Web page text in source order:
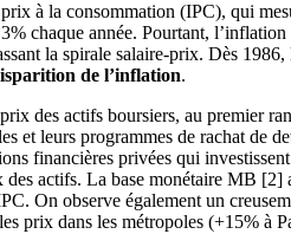
à la consommation (IPC), qui
chaque année. Pourtant,
la spirale salaire-prix. Dès
de l’inflation.
des actifs boursiers, au premier
et leurs programmes de rachat de
financières privées qui
des actifs. La base monétaire MB [2]
On observe également un
prix dans les métropoles (+15% à